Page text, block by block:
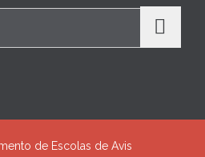
de Escolas de Avis